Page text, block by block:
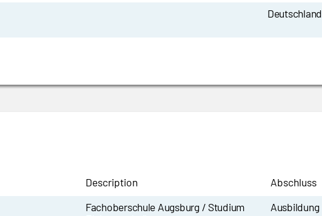
Deutschland
Description
Abschluss
Fachoberschule Augsburg / Studium
Ausbildung